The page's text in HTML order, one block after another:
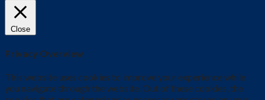
Close
Privacy Overview
This website uses cookies to improve your experience while
you navigate through the website. Out of these cookies, the